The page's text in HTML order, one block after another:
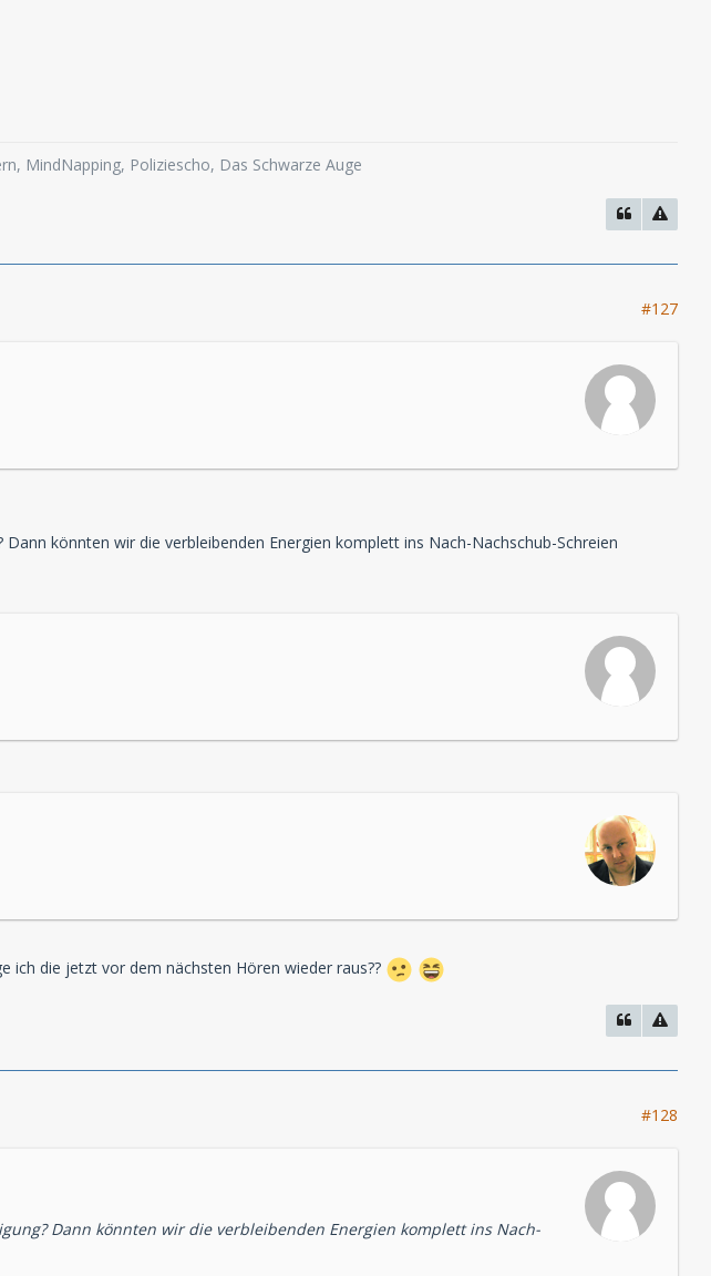
MindNapping, Poliziescho, Das Schwarze Auge
#127
könnten wir die verbleibenden Energien komplett ins Nach-Nachschub-Schreien
ich die jetzt vor dem nächsten Hören wieder raus??
#128
Dann könnten wir die verbleibenden Energien komplett ins Nach-